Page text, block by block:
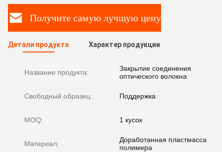
Получите самую лучшую цену
Детали продукта Характер продукции
Название продукта:
Закрытие соединения
оптического волокна
Свободный образец: Поддержка
MOQ: 1 кусок
Материал:
Доработанная пластмасса
полимера